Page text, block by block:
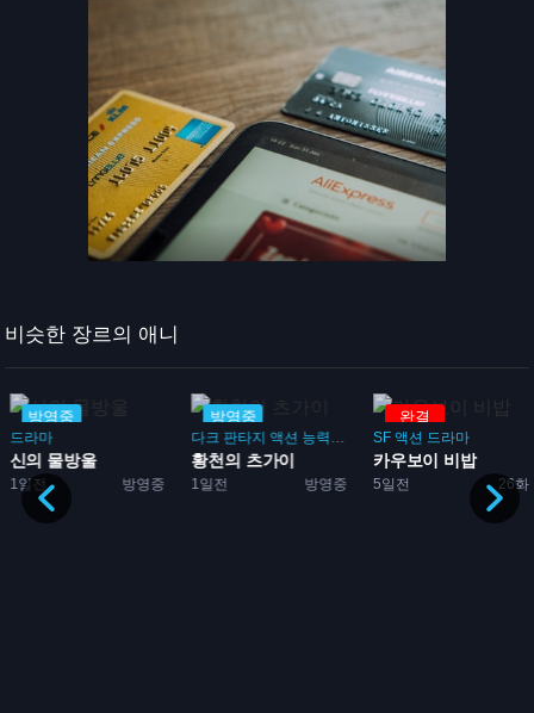
비슷한 장르의 애니
방영중
드라마
1일전 방영중
신의 물방울
방영중
다크 판타지 액션 능력
1일전 방영중
황천의 츠가이
완결
SF 액션 드라마
5일전 26화
카우보이 비밥